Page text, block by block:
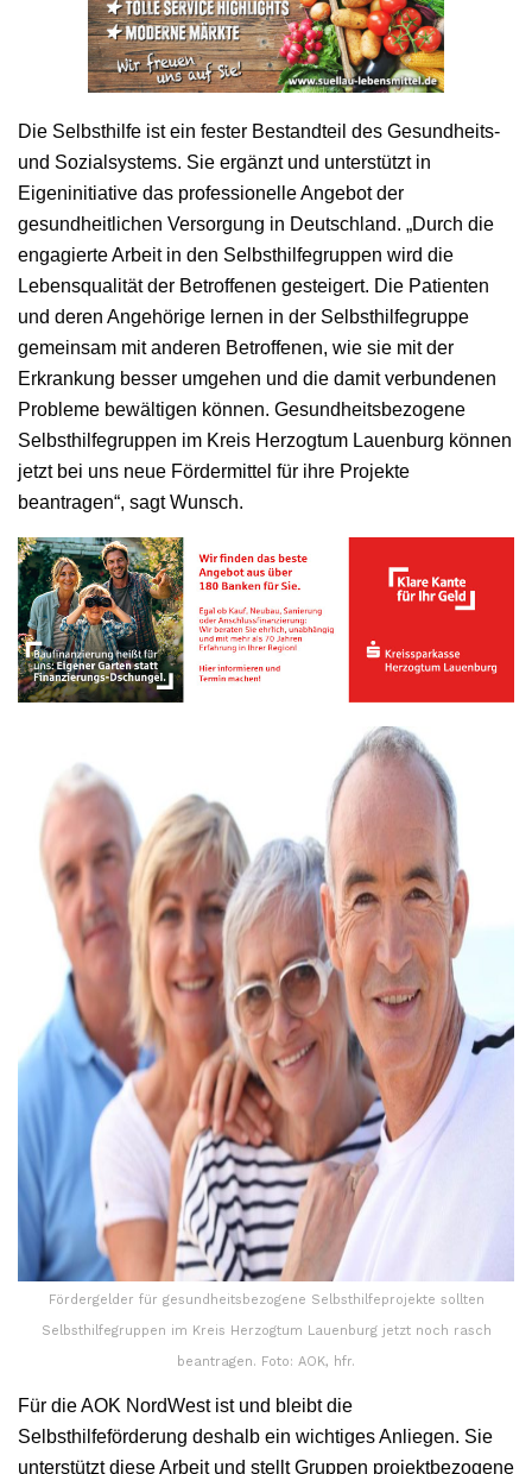
Die Selbsthilfe ist ein fester Bestandteil des Gesundheits-
und Sozialsystems. Sie ergänzt und unterstützt in
Eigeninitiative das professionelle Angebot der
gesundheitlichen Versorgung in Deutschland. „Durch die
engagierte Arbeit in den Selbsthilfegruppen wird die
Lebensqualität der Betroffenen gesteigert. Die Patienten
und deren Angehörige lernen in der Selbsthilfegruppe
gemeinsam mit anderen Betroffenen, wie sie mit der
Erkrankung besser umgehen und die damit verbundenen
Probleme bewältigen können. Gesundheitsbezogene
Selbsthilfegruppen im Kreis Herzogtum Lauenburg können
jetzt bei uns neue Fördermittel für ihre Projekte
beantragen“, sagt Wunsch.
Fördergelder für gesundheitsbezogene Selbsthilfeprojekte sollten
Selbsthilfegruppen im Kreis Herzogtum Lauenburg jetzt noch rasch
beantragen. Foto: AOK, hfr.
Für die AOK NordWest ist und bleibt die
Selbsthilfeförderung deshalb ein wichtiges Anliegen. Sie
unterstützt diese Arbeit und stellt Gruppen projektbezogene